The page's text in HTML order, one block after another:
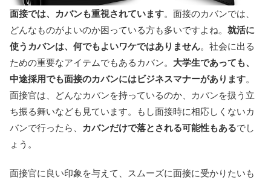
面接では、カバンも重視されています。面接のカバンでは、
どんなものがよいのか困っている方も多いですよね。 就活に
使うカバンは、何でもよいワケではありません。社会に出る
ための重要なアイテムでもあるカバン。 大学生であっても、
中途採用でも面接のカバンにはビジネスマナーがあります。
面接官は、どんなカバンを持っているのか、カバンを扱う立
ち振る舞いなども見ています。もし面接時に相応しくないカ
バンで行ったら、
カバンだけで落とされる可能性もあるでし
ょう。
面接官に良い印象を与えて、スムーズに面接に受かりたいも